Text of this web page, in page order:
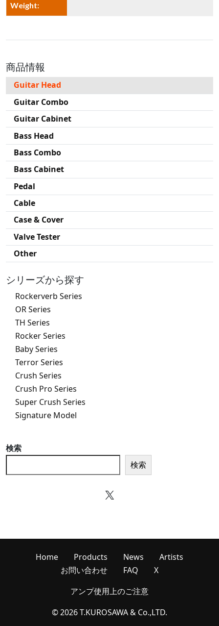
Weight:
商品情報
Guitar Head
Guitar Combo
Guitar Cabinet
Bass Head
Bass Combo
Bass Cabinet
Pedal
Cable
Case & Cover
Valve Tester
Other
シリーズから探す
Rockerverb Series
OR Series
TH Series
Rocker Series
Baby Series
Terror Series
Crush Series
Crush Pro Series
Super Crush Series
Signature Model
検索
検索
X
Home Products News
Artists
お問い合わせ
FAQ
X
アンプ使用上のご注意
© 2026 T.KUROSAWA & Co.,LTD.